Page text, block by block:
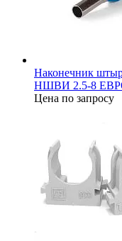
Наконечник
НШВИ 2.5-8
Цена по запросу